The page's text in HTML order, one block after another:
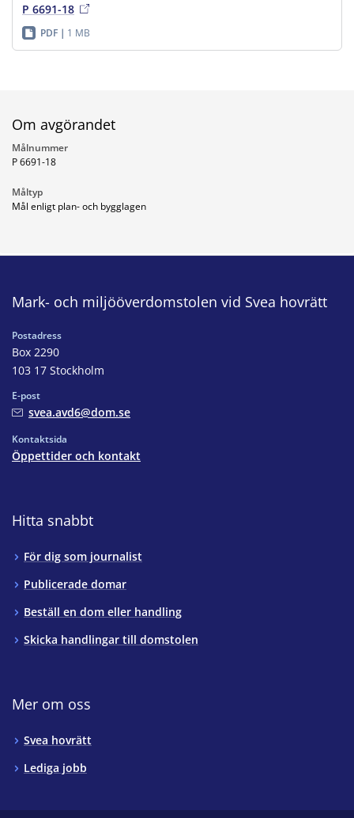
P 6691-18
PDF 1 MB
Om avgörandet
Målnummer
P 6691-18
Måltyp
Mål enligt plan- och bygglagen
Mark- och miljööverdomstolen vid Svea hovrätt
Postadress
Box 2290
103 17 Stockholm
E-post
svea.avd6@dom.se
Kontaktsida
Öppettider och kontakt
Hitta snabbt
För dig som journalist
Publicerade domar
Beställ en dom eller handling
Skicka handlingar till domstolen
Mer om oss
Svea hovrätt
Lediga jobb